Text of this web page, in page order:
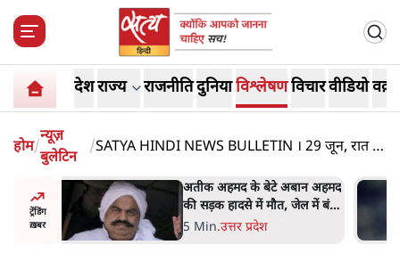
देशराज्य राजनीतिदुनियाविश्लेषणविचारवीडियो
होम/
न्यूज़
बुलेटिन
/SATYA HINDI NEWS BULLETIN । 29 जून, रात 8
ट्रेंडिंग
ख़बर
अहमद
में बंद
शेख हसीना की प्रेस कॉन्फ्रेंस में
शामिल हुए क्रिकेटर शाकिब अल
हसन के घर पर पेट्रोल बम से हमला
5 Min.दुनिया